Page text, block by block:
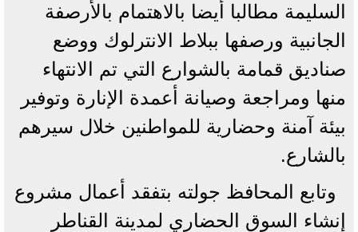
السليمة مطالبا أيضا بالاهتمام بالأرصفة
الجانبية ورصفها ببلاط الانترلوك ووضع
صناديق قمامة بالشوارع التي تم الانتهاء
منها ومراجعة وصيانة أعمدة الإنارة وتوفير
بيئة آمنة وحضارية للمواطنين خلال سيرهم
بالشارع.
وتابع المحافظ جولته بتفقد أعمال مشروع
إنشاء السوق الحضاري لمدينة القناطر